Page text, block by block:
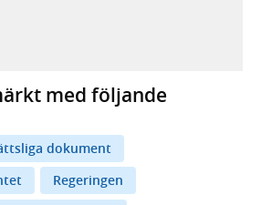
i ny flik, extern webbplats,
din e-postklient,
med följande
dokument
Regeringen